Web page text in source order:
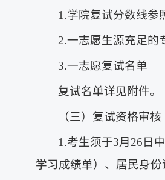
1.学院复试分数线参
2.一志愿生源充足的
3.一志愿复试名单
复试名单详见附件。
（三）复试资格审核
1.考生须于3月26日
学习成绩单）、居民身